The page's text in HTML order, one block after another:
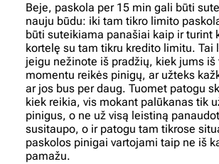
Beje, paskola per 15 min gali būti
nauju būdu: iki tam tikro limito
būti suteikiama panašiai kaip ir turint
kortelę su tam tikru kredito limitu. Tai
jeigu nežinote iš pradžių, kiek jums iš
momentu reikės pinigų, ar užteks
ar jos bus per daug. Tuomet patogu
kiek reikia, vis mokant palūkanas tik
pinigus, o ne už visą leistiną
susitaupo, o ir patogu tam tikrose
paskolos pinigai vartojami taip ne iš
pamažu.